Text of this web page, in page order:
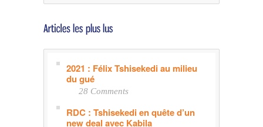
2021 : Félix Tshisekedi au milieu
du gué
28 Comments
RDC : Tshisekedi en quête d’un
new deal avec Kabila